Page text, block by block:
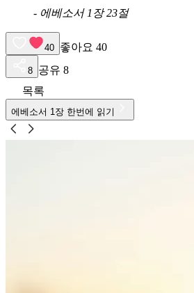
- 에베소서 1장 23절
40 좋아요 40
8 공유 8
목록
에베소서 1장 한번에 읽기